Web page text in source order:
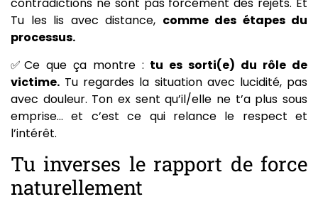
contradictions ne sont pas forcément des rejets. Et
Tu les lis avec distance, comme des étapes du
processus.
✅Ce que ça montre : tu es sorti(e) du rôle de
victime. Tu regardes la situation avec lucidité, pas
avec douleur. Ton ex sent qu’il/elle ne t’a plus sous
emprise… et c’est ce qui relance le respect et
l’intérêt.
Tu inverses le rapport de force
naturellement